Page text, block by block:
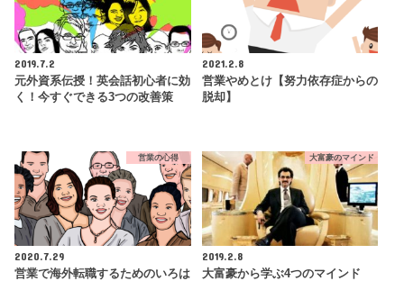
2019.7.2
元外資系伝授！英会話初心者に効
く！今すぐできる3つの改善策
2021.2.8
営業やめとけ【努力依存症からの
脱却】
営業の心得
2020.7.29
営業で海外転職するためのいろは
大富豪のマインド
2019.2.8
大富豪から学ぶ4つのマインド